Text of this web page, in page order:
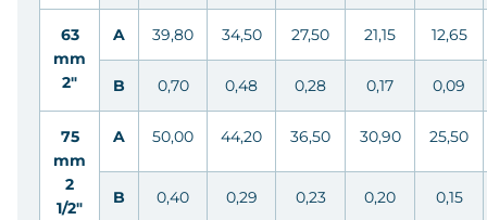
63
mm
2"
A 39,80 34,50 27,50 21,15 12,65
B 0,70 0,48 0,28 0,17 0,09
75
mm
2
1/2"
A 50,00 44,20 36,50 30,90 25,50
B 0,40 0,29 0,23 0,20 0,15